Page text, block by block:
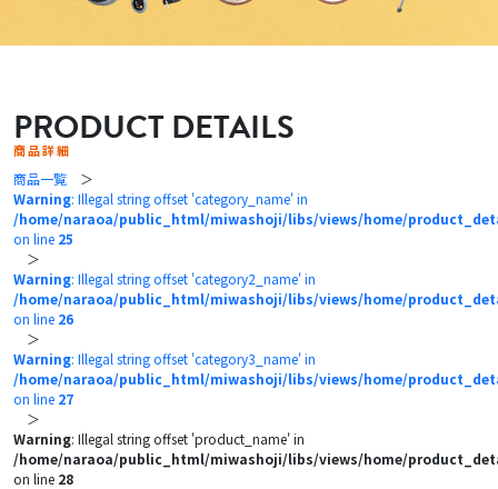
PRODUCT DETAILS
商品詳細
商品一覧 ＞
Warning: Illegal string offset 'category_name' in
/home/naraoa/public_html/miwashoji/libs/views/home/
on line 25
＞
Warning: Illegal string offset 'category2_name' in
/home/naraoa/public_html/miwashoji/libs/views/home/
on line 26
＞
Warning: Illegal string offset 'category3_name' in
/home/naraoa/public_html/miwashoji/libs/views/home/
on line 27
＞
Warning: Illegal string offset 'product_name' in
/home/naraoa/public_html/miwashoji/libs/views/home/
on line 28